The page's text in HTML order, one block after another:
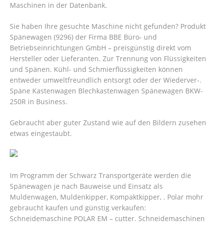
Maschinen in der Datenbank.
Sie haben Ihre gesuchte Maschine nicht gefunden? Produkt
Spänewagen (9296) der Firma BBE Büro- und
Betriebseinrichtungen GmbH – preisgünstig direkt vom
Hersteller oder Lieferanten. Zur Trennung von Flüssigkeiten
und Spänen. Kühl- und Schmierflüssigkeiten können
entweder umweltfreundlich entsorgt oder der Wiederver-.
Späne Kastenwagen Blechkastenwagen Spänewagen BKW-
250R in Business.
Gebraucht aber guter Zustand wie auf den Bildern zusehen
etwas eingestaubt.
Im Programm der Schwarz Transportgeräte werden die
Spänewagen je nach Bauweise und Einsatz als
Muldenwagen, Muldenkipper, Kompaktkipper, . Polar mohr
gebraucht kaufen und günstig verkaufen:
Schneidemaschine POLAR EM – cutter. Schneidemaschinen